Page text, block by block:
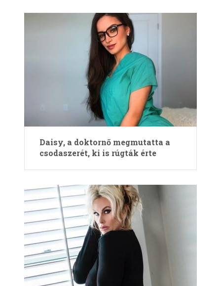
Daisy, a doktornő megmutatta a
csodaszerét, ki is rúgták érte